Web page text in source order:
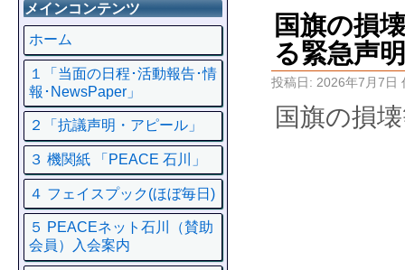
国旗の損
る緊急声明
投稿日: 2026年7月7日
国旗の損
メインコンテンツ
ホーム
１「当面の日程･活動報告･情
報･NewsPaper」
２「抗議声明・アピール」
３ 機関紙 「PEACE 石川」
４ フェイスプック(ほぼ毎日)
５ PEACEネット石川（賛助
会員）入会案内